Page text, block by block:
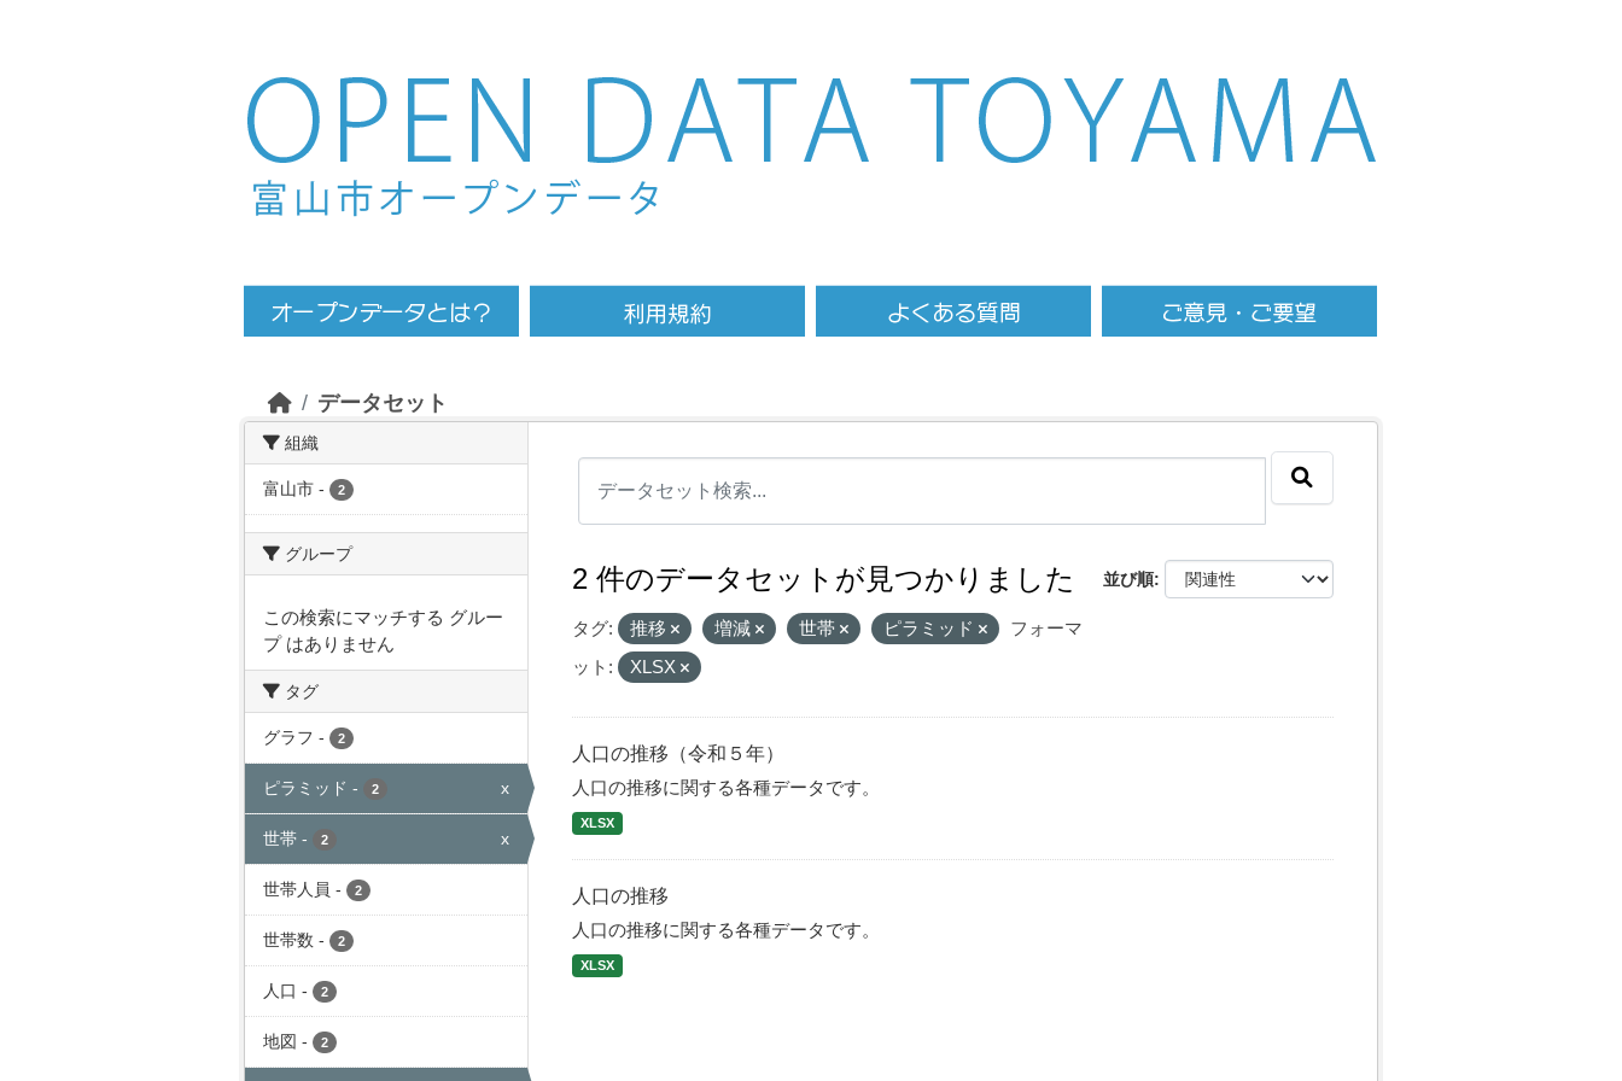
Skip to main content
データセット
組織
富山市 - 2
グループ
この検索にマッチする グルー
プ はありません
タグ
グラフ - 2
ピラミッド - 2 x
世帯 - 2 x
世帯人員 - 2
世帯数 - 2
人口 - 2
地図 - 2
並び順
2 件のデータセットが見つかりました
タグ: 推移 増減 世帯 ピラミッド
フォーマ
ット:
XLSX
人口の推移（令和５年）
人口の推移に関する各種データです。
XLSX
人口の推移
人口の推移に関する各種データです。
XLSX